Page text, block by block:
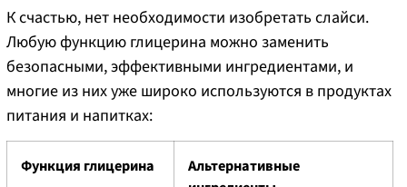
К счастью, нет необходимости изобретать слайси.
Любую функцию глицерина можно заменить
безопасными, эффективными ингредиентами, и
многие из них уже широко используются в продуктах
питания и напитках:
Функция глицерина
Альтернативные